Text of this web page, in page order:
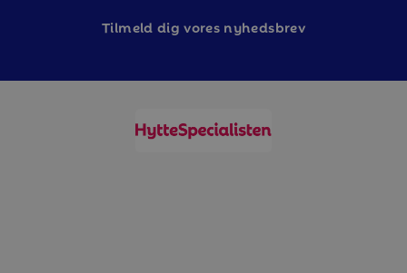
Tilmeld dig vores nyhedsbrev